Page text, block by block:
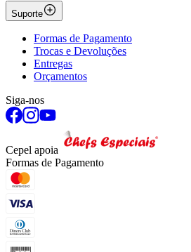
Suporte
Formas de Pagamento
Trocas e Devoluções
Entregas
Orçamentos
Siga-nos
Cepel apoia
Formas de Pagamento